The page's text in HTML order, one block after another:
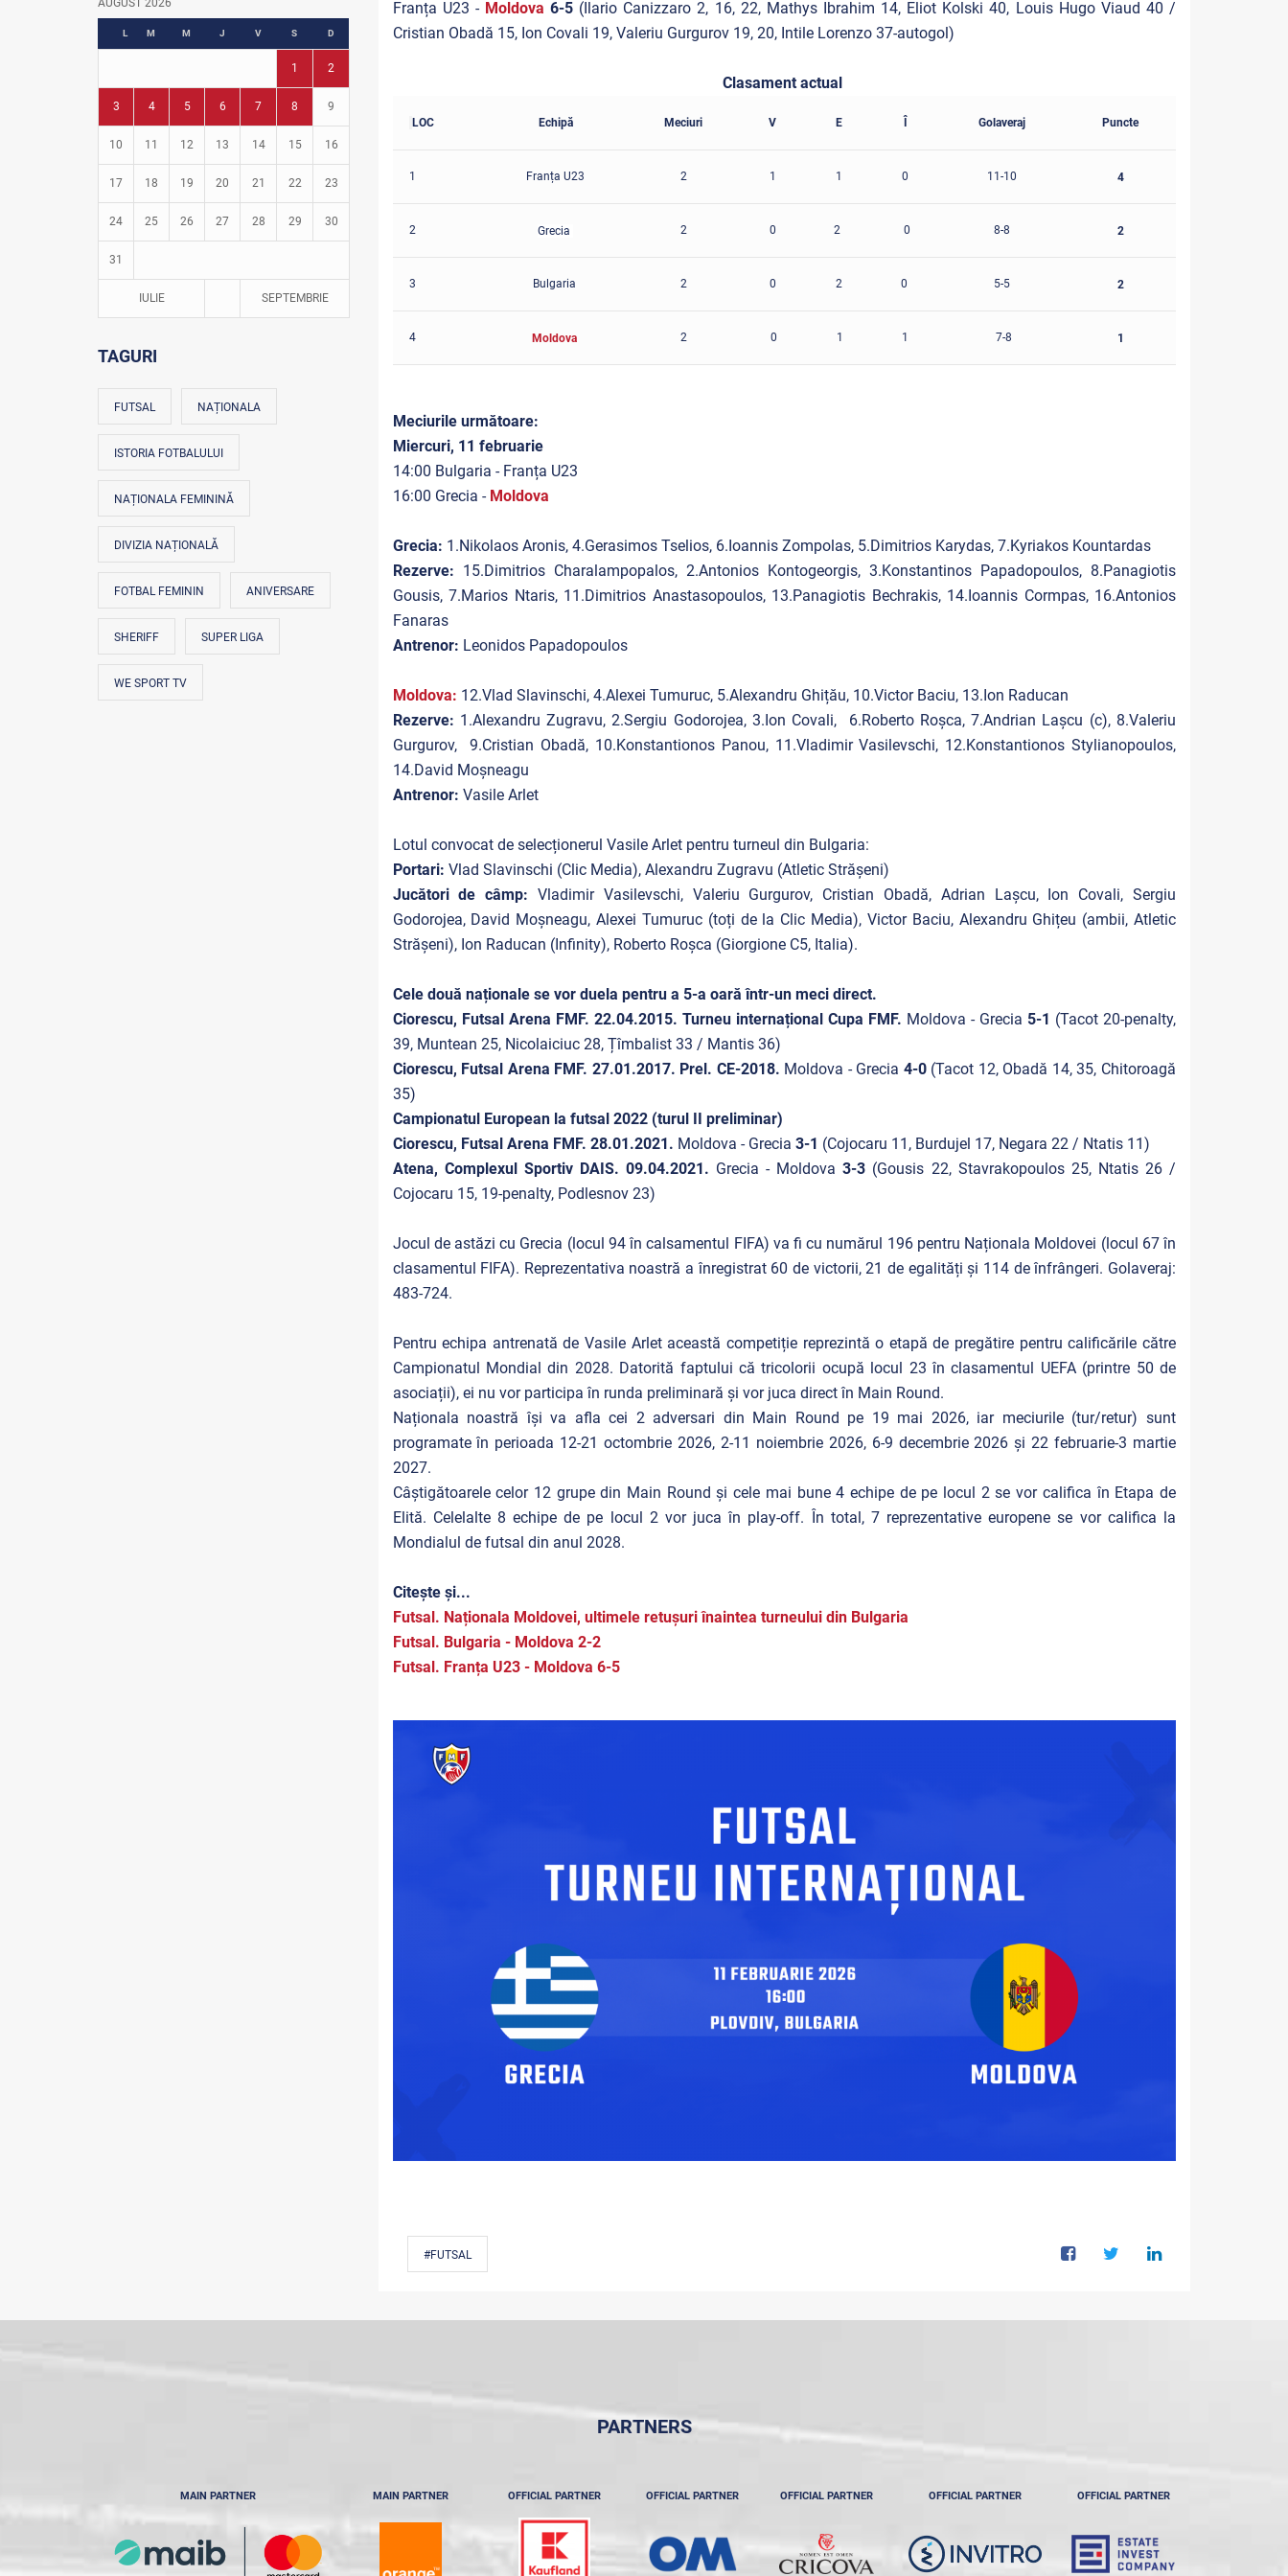
Fotbal în grădinițe
AUGUST 2026
L M M J V S D
1 2
3 4 5 6 7 8 9
10 11 12 13 14 15 16
17 18 19 20 21 22 23
24 25 26 27 28 29 30
31
IULIE SEPTEMBRIE
TAGURI
FUTSAL NAȚIONALA
ISTORIA FOTBALULUI
NAȚIONALA FEMININĂ
DIVIZIA NAȚIONALĂ
FOTBAL FEMININ ANIVERSARE
SHERIFF SUPER LIGA
WE SPORT TV
Franța U23 - Moldova 6-5 (Ilario Canizzaro 2, 16, 22, Mathys Ibrahim 14, Eliot Kolski 40, Louis Hugo Viaud 40 /
Cristian Obadă 15, Ion Covali 19, Valeriu Gurgurov 19, 20, Intile Lorenzo 37-autogol)
Clasament actual
LOC Echipă Meciuri V E Î Golaveraj Puncte
1 Franța U23 2 1 1 0 11-10 4
2 Grecia 2 0 2 0 8-8 2
3 Bulgaria 2 0 2 0 5-5 2
4 Moldova 2 0 1 1 7-8 1
Meciurile următoare:
Miercuri, 11 februarie
14:00 Bulgaria - Franța U23
16:00 Grecia - Moldova
Grecia: 1.Nikolaos Aronis, 4.Gerasimos Tselios, 6.Ioannis Zompolas, 5.Dimitrios Karydas, 7.Kyriakos Kountardas
Rezerve: 15.Dimitrios Charalampopalos, 2.Antonios Kontogeorgis, 3.Konstantinos Papadopoulos, 8.Panagiotis
Gousis, 7.Marios Ntaris, 11.Dimitrios Anastasopoulos, 13.Panagiotis Bechrakis, 14.Ioannis Cormpas, 16.Antonios
Fanaras
Antrenor: Leonidos Papadopoulos
Moldova: 12.Vlad Slavinschi, 4.Alexei Tumuruc, 5.Alexandru Ghițău, 10.Victor Baciu, 13.Ion Raducan
Rezerve: 1.Alexandru Zugravu, 2.Sergiu Godorojea, 3.Ion Covali, 6.Roberto Roșca, 7.Andrian Lașcu (c), 8.Valeriu
Gurgurov, 9.Cristian Obadă, 10.Konstantionos Panou, 11.Vladimir Vasilevschi, 12.Konstantionos Stylianopoulos,
14.David Moșneagu
Antrenor: Vasile Arlet
Lotul convocat de selecționerul Vasile Arlet pentru turneul din Bulgaria:
Portari: Vlad Slavinschi (Clic Media), Alexandru Zugravu (Atletic Strășeni)
Jucători de câmp: Vladimir Vasilevschi, Valeriu Gurgurov, Cristian Obadă, Adrian Lașcu, Ion Covali, Sergiu
Godorojea, David Moșneagu, Alexei Tumuruc (toți de la Clic Media), Victor Baciu, Alexandru Ghițeu (ambii, Atletic
Strășeni), Ion Raducan (Infinity), Roberto Roșca (Giorgione C5, Italia).
Cele două naționale se vor duela pentru a 5-a oară într-un meci direct.
Ciorescu, Futsal Arena FMF. 22.04.2015. Turneu internațional Cupa FMF. Moldova - Grecia 5-1 (Tacot 20-penalty,
39, Muntean 25, Nicolaiciuc 28, Țîmbalist 33 / Mantis 36)
Ciorescu, Futsal Arena FMF. 27.01.2017. Prel. CE-2018. Moldova - Grecia 4-0 (Tacot 12, Obadă 14, 35, Chitoroagă
35)
Campionatul European la futsal 2022 (turul II preliminar)
Ciorescu, Futsal Arena FMF. 28.01.2021. Moldova - Grecia 3-1 (Cojocaru 11, Burdujel 17, Negara 22 / Ntatis 11)
Atena, Complexul Sportiv DAIS. 09.04.2021. Grecia - Moldova3-3 (Gousis 22, Stavrakopoulos 25, Ntatis 26 /
Cojocaru 15, 19-penalty, Podlesnov 23)
Jocul de astăzi cu Grecia (locul 94 în calsamentul FIFA) va fi cu numărul 196 pentru Naționala Moldovei (locul 67 în
clasamentul FIFA). Reprezentativa noastră a înregistrat 60 de victorii, 21 de egalități și 114 de înfrângeri. Golaveraj:
483-724.
Pentru echipa antrenată de Vasile Arlet această competiție reprezintă o etapă de pregătire pentru calificările către
Campionatul Mondial din 2028. Datorită faptului că tricolorii ocupă locul 23 în clasamentul UEFA (printre 50 de
asociații), ei nu vor participa în runda preliminară și vor juca direct în Main Round.
Naționala noastră își va afla cei 2 adversari din Main Round pe 19 mai 2026, iar meciurile (tur/retur) sunt
programate în perioada 12-21 octombrie 2026, 2-11 noiembrie 2026, 6-9 decembrie 2026 și 22 februarie-3 martie
2027.
Câștigătoarele celor 12 grupe din Main Round și cele mai bune 4 echipe de pe locul 2 se vor califica în Etapa de
Elită. Celelalte 8 echipe de pe locul 2 vor juca în play-off. În total, 7 reprezentative europene se vor califica la
Mondialul de futsal din anul 2028.
Citește și...
Futsal. Naționala Moldovei, ultimele retușuri înaintea turneului din Bulgaria
Futsal. Bulgaria - Moldova 2-2
Futsal. Franța U23 - Moldova 6-5
#FUTSAL
PARTNERS
MAIN PARTNER MAIN PARTNER OFFICIAL PARTNER OFFICIAL PARTNER OFFICIAL PARTNER OFFICIAL PARTNER OFFICIAL PARTNER